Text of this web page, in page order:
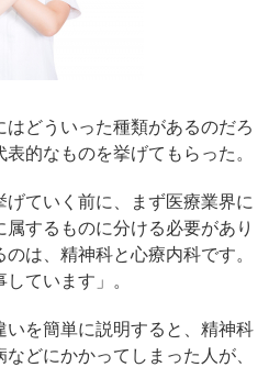
どういった種類があるのだろ
的なものを挙げてもらった。
げていく前に、まず医療業界に
するものに分ける必要があり
は、精神科と心療内科です。
ています」。
を簡単に説明すると、精神科
どにかかってしまった人が、